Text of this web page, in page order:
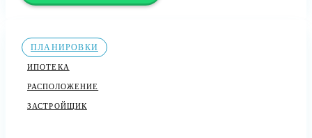
ПЛАНИРОВКИ
ИПОТЕКА
РАСПОЛОЖЕНИЕ
ЗАСТРОЙЩИК